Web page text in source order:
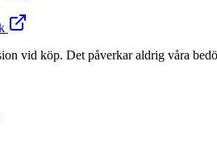
vid köp. Det påverkar aldrig våra